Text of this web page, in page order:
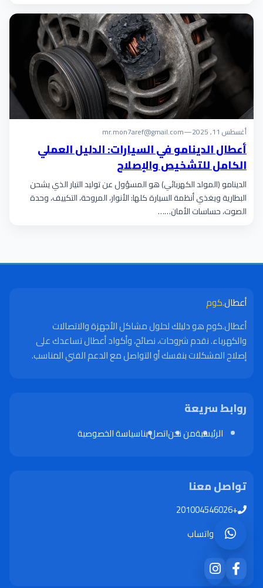
أغسطس 11, 2025 —
mr.mon7aref@gmail.com
أعطال الدينامو في السيارات: الدليل العملي
الكامل للتشخيص والإصلاح
الدينامو (المولد الكهربائي) هو المسؤول عن توليد التيار الذي يشحن
البطارية ويغذي أنظمة السيارة كلها: الأنوار، المروحة، التكييف، وحدة
الصوت، حساسات الأمان……
أعطال.كوم
أعطال.كوم هو دليلك لحلول مشاكل الأجهزة والاتصالات
والكهرباء. نقدم شروحات، نصائح، وأكواد أعطال تساعدك على
إصلاح المشكلات بنفسك أو التواصل مع الدعم الفني المناسب.
روابط سريعة
الرئيسيةمن نحناتصل بناسياسة الخصوصية
تواصل معنا
+201004546026
واتساب